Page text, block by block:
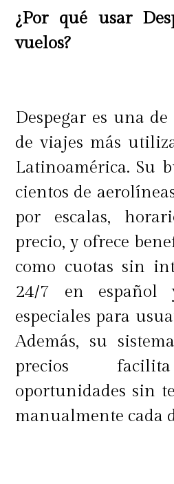
¿Por qué usar
vuelos?
Despegar es una
de viajes más
Latinoamérica. Su
cientos de
por escalas,
precio, y ofrece
como cuotas sin
24/7 en español
especiales para
Además, su
precios
oportunidades sin
manualmente cada